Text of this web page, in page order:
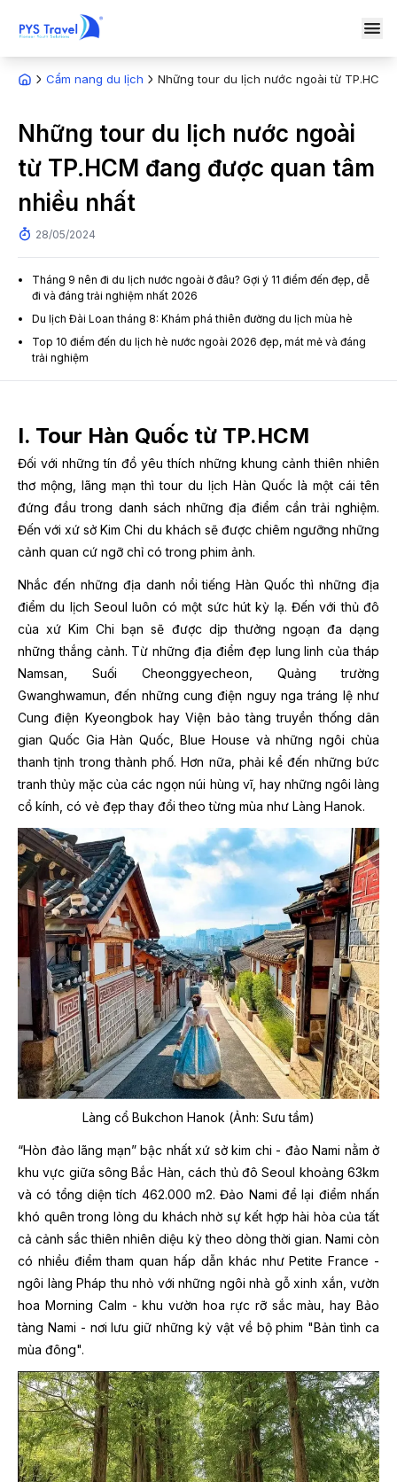
Cẩm nang du lịch Những tour du lịch nước ngoài từ TP.HCM
Những tour du lịch nước ngoài
từ TP.HCM đang được quan tâm
nhiều nhất
28/05/2024
Tháng 9 nên đi du lịch nước ngoài ở đâu? Gợi ý 11 điểm đến đẹp, dễ
đi và đáng trải nghiệm nhất 2026
Du lịch Đài Loan tháng 8: Khám phá thiên đường du lịch mùa hè
Top 10 điểm đến du lịch hè nước ngoài 2026 đẹp, mát mẻ và đáng
trải nghiệm
I. Tour Hàn Quốc từ TP.HCM
Đối với những tín đồ yêu thích những khung cảnh thiên nhiên
thơ mộng, lãng mạn thì tour du lịch Hàn Quốc là một cái tên
đứng đầu trong danh sách những địa điểm cần trải nghiệm.
Đến với xứ sở Kim Chi du khách sẽ được chiêm ngưỡng những
cảnh quan cứ ngỡ chỉ có trong phim ảnh.
Nhắc đến những địa danh nổi tiếng Hàn Quốc thì những địa
điểm du lịch Seoul luôn có một sức hút kỳ lạ. Đến với thủ đô
của xứ Kim Chi bạn sẽ được dịp thưởng ngoạn đa dạng
những thắng cảnh. Từ những địa điểm đẹp lung linh của tháp
Namsan, Suối Cheonggyecheon, Quảng trường
Gwanghwamun, đến những cung điện nguy nga tráng lệ như
Cung điện Kyeongbok hay Viện bảo tàng truyền thống dân
gian Quốc Gia Hàn Quốc, Blue House và những ngôi chùa
thanh tịnh trong thành phố. Hơn nữa, phải kể đến những bức
tranh thủy mặc của các ngọn núi hùng vĩ, hay những ngôi làng
cổ kính, có vẻ đẹp thay đổi theo từng mùa như Làng Hanok.
Làng cổ Bukchon Hanok (Ảnh: Sưu tầm)
“Hòn đảo lãng mạn” bậc nhất xứ sở kim chi - đảo Nami nằm ở
khu vực giữa sông Bắc Hàn, cách thủ đô Seoul khoảng 63km
và có tổng diện tích 462.000 m2. Đảo Nami để lại điểm nhấn
khó quên trong lòng du khách nhờ sự kết hợp hài hòa của tất
cả cảnh sắc thiên nhiên diệu kỳ theo dòng thời gian. Nami còn
có nhiều điểm tham quan hấp dẫn khác như Petite France -
ngôi làng Pháp thu nhỏ với những ngôi nhà gỗ xinh xắn, vườn
hoa Morning Calm - khu vườn hoa rực rỡ sắc màu, hay Bảo
tàng Nami - nơi lưu giữ những kỷ vật về bộ phim "Bản tình ca
mùa đông".